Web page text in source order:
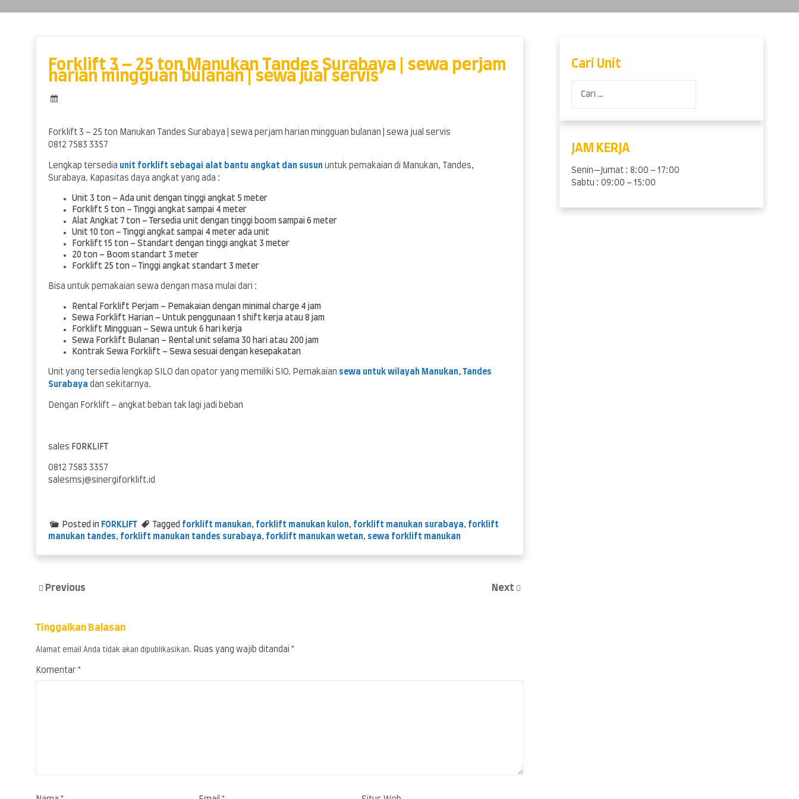
Forklift 3 – 25 ton Manukan Tandes Surabaya | sewa perjam
harian mingguan bulanan | sewa jual servis
Forklift 3 – 25 ton Manukan Tandes Surabaya | sewa perjam harian mingguan bulanan | sewa jual servis
0812 7583 3357
Lengkap tersedia unit forklift sebagai alat bantu angkat dan susun untuk pemakaian di Manukan, Tandes,
Surabaya. Kapasitas daya angkat yang ada :
Unit 3 ton – Ada unit dengan tinggi angkat 5 meter
Forklift 5 ton – Tinggi angkat sampai 4 meter
Alat Angkat 7 ton – Tersedia unit dengan tinggi boom sampai 6 meter
Unit 10 ton – Tinggi angkat sampai 4 meter ada unit
Forklift 15 ton – Standart dengan tinggi angkat 3 meter
20 ton – Boom standart 3 meter
Forklift 25 ton – Tinggi angkat standart 3 meter
Bisa untuk pemakaian sewa dengan masa mulai dari :
Rental Forklift Perjam – Pemakaian dengan minimal charge 4 jam
Sewa Forklift Harian – Untuk penggunaan 1 shift kerja atau 8 jam
Forklift Mingguan – Sewa untuk 6 hari kerja
Sewa Forklift Bulanan – Rental unit selama 30 hari atau 200 jam
Kontrak Sewa Forklift – Sewa sesuai dengan kesepakatan
Unit yang tersedia lengkap SILO dan opator yang memiliki SIO. Pemakaian sewa untuk wilayah Manukan, Tandes
Surabaya dan sekitarnya.
Dengan Forklift – angkat beban tak lagi jadi beban
sales FORKLIFT
0812 7583 3357
salesmsj@sinergiforklift.id
Posted in FORKLIFT Tagged forklift manukan, forklift manukan kulon, forklift manukan surabaya, forklift
manukan tandes, forklift manukan tandes surabaya, forklift manukan wetan, sewa forklift manukan
Previous Next
Tinggalkan Balasan
Alamat email Anda tidak akan dipublikasikan. Ruas yang wajib ditandai *
Komentar *
Cari Unit
untuk:
JAM KERJA
Senin—Jumat : 8:00 – 17:00
Sabtu : 09:00 – 15:00